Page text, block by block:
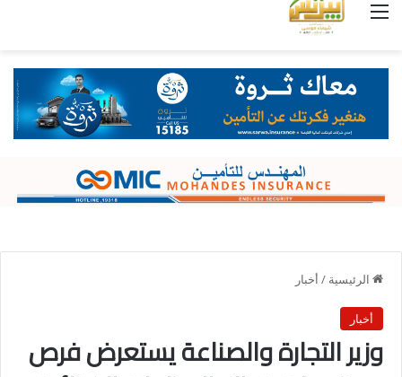
القائمة
الرئيسية / أخبار
أخبار
وزير التجارة والصناعة يستعرض فرص